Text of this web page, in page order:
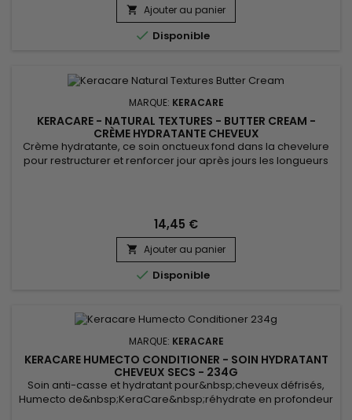
 Ajouter au panier
 Disponible
MARQUE: KERACARE
KERACARE - NATURAL TEXTURES - BUTTER CREAM -
CRÈME HYDRATANTE CHEVEUX
Crème hydratante, ce soin onctueux fond dans la chevelure
pour restructurer et renforcer jour après jours les longueurs
apporte douceur, souplesse et brillance à la...
14,45 €
 Ajouter au panier
 Disponible
MARQUE: KERACARE
KERACARE HUMECTO CONDITIONER - SOIN HYDRATANT
CHEVEUX SECS - 234G
Soin anti-casse et hydratant pour&nbsp;cheveux défrisés,
Humecto de&nbsp;KeraCare&nbsp;réhydrate en profondeur